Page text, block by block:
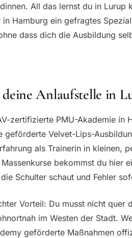
All das lernst du in Lurup
Hamburg ein gefragtes
dass dich die Ausbildung
Anlaufstelle in
zertifizierte PMU-Akademie in
geförderte Velvet-Lips-
als Trainerin in kleinen,
bekommst du hier
Schulter schaut und Fehler
Vorteil: Du musst nicht quer
im Westen der Stadt.
geförderte Maßnahmen